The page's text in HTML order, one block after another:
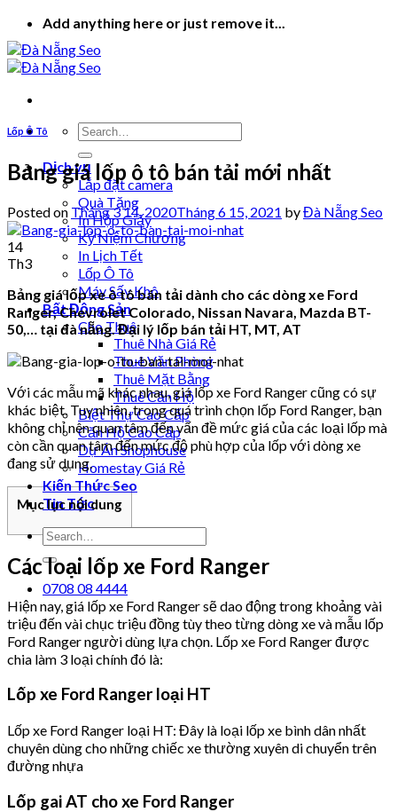
Skip
to
content
Add anything here or just remove it...
Dịch vụ
Lắp đặt camera
Quà Tặng
In Hộp Giấy
Kỷ Niệm Chương
In Lịch Tết
Lốp Ô Tô
Máy Sấy Khô
Bất Động Sản
Cho Thuê
Thuê Nhà Giá Rẻ
Thuê Văn Phòng
Thuê Mặt Bằng
Thuê Căn Hộ
Biệt Thự Cao Cấp
Căn Hộ Cao Cấp
Dự Án Shophouse
Homestay Giá Rẻ
Kiến Thức Seo
Tin Tức
0708 08 4444
Lốp Ô Tô
Bảng giá lốp ô tô bán tải mới nhất
Posted on Tháng 3 14, 2020Tháng 6 15, 2021 byĐà Nẵng Seo
14
Th3
Bảng giá lốp xe ô tô bán tải dành cho các dòng xe Ford
Ranger, Chevrolet Colorado, Nissan Navara, Mazda BT-
50,… tại đà nẵng. Đại lý lốp bán tải HT, MT, AT
Với các mẫu mã khác nhau, giá lốp xe Ford Ranger cũng có sự
khác biệt. Tuy nhiên, trong quá trình chọn lốp Ford Ranger, bạn
không chỉ nên quan tâm đến vấn đề mức giá của các loại lốp mà
còn cần quan tâm đến mức độ phù hợp của lốp với dòng xe
đang sử dụng.
Mục lục nội dung
Các loại lốp xe Ford Ranger
Hiện nay, giá lốp xe Ford Ranger sẽ dao động trong khoảng vài
triệu đến vài chục triệu đồng tùy theo từng dòng xe và mẫu lốp
Ford Ranger người dùng lựa chọn. Lốp xe Ford Ranger được
chia làm 3 loại chính đó là:
Lốp xe Ford Ranger loại HT
Lốp xe Ford Ranger loại HT: Đây là loại lốp xe bình dân nhất
chuyên dùng cho những chiếc xe thường xuyên di chuyển trên
đường nhựa
Lốp gai AT cho xe Ford Ranger